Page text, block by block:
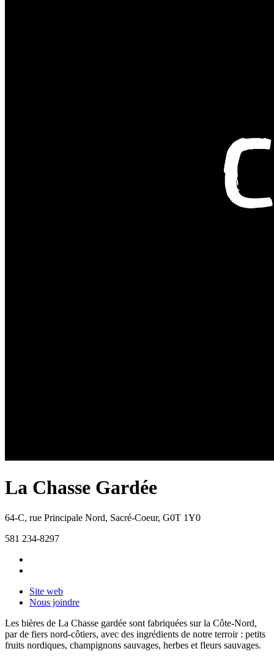
La Chasse Gardée
64-C, rue Principale Nord, Sacré-Coeur, G0T 1Y0
581 234-8297
Site web
Nous joindre
Les bières de La Chasse gardée sont fabriquées sur la Côte-Nord,
par de fiers nord-côtiers, avec des ingrédients de notre terroir : petits
fruits nordiques, champignons sauvages, herbes et fleurs sauvages.